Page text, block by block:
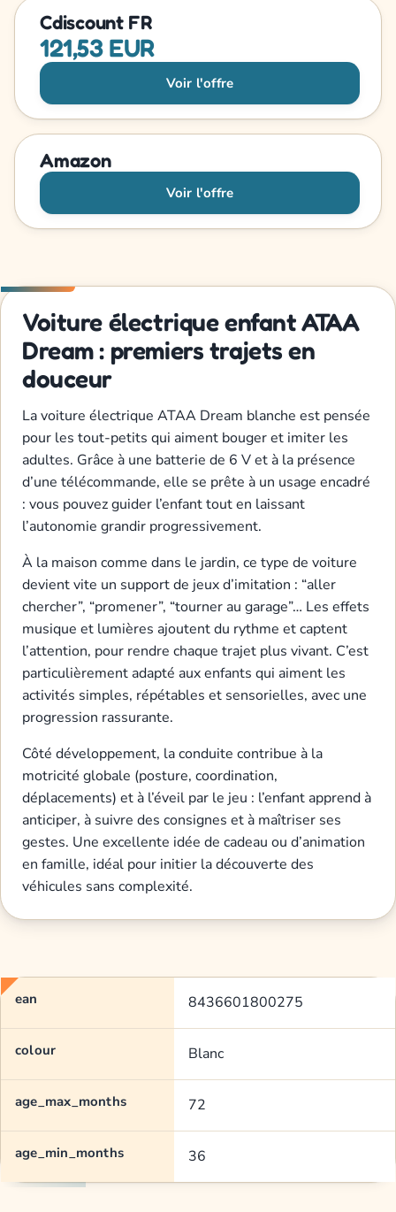
Cdiscount FR
121,53 EUR
Voir l'offre
Amazon
Voir l'offre
Voiture électrique enfant ATAA
Dream : premiers trajets en
douceur
La voiture électrique ATAA Dream blanche est pensée
pour les tout-petits qui aiment bouger et imiter les
adultes. Grâce à une batterie de 6 V et à la présence
d’une télécommande, elle se prête à un usage encadré
: vous pouvez guider l’enfant tout en laissant
l’autonomie grandir progressivement.
À la maison comme dans le jardin, ce type de voiture
devient vite un support de jeux d’imitation : “aller
chercher”, “promener”, “tourner au garage”… Les effets
musique et lumières ajoutent du rythme et captent
l’attention, pour rendre chaque trajet plus vivant. C’est
particulièrement adapté aux enfants qui aiment les
activités simples, répétables et sensorielles, avec une
progression rassurante.
Côté développement, la conduite contribue à la
motricité globale (posture, coordination,
déplacements) et à l’éveil par le jeu : l’enfant apprend à
anticiper, à suivre des consignes et à maîtriser ses
gestes. Une excellente idée de cadeau ou d’animation
en famille, idéal pour initier la découverte des
véhicules sans complexité.
ean 8436601800275
colour Blanc
age_max_months 72
age_min_months 36